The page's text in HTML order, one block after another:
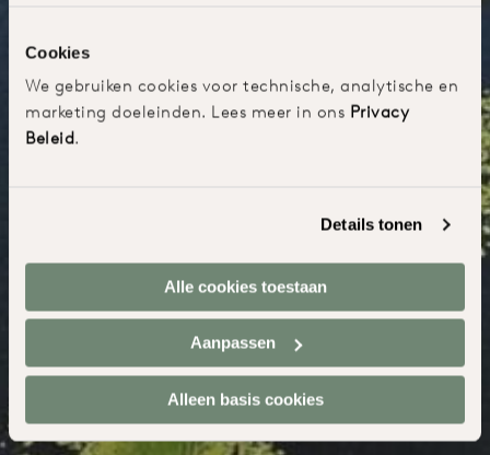
Cookies
We gebruiken cookies voor technische, analytische en
marketing doeleinden. Lees meer in ons Privacy
Beleid.
Details tonen
Alle cookies toestaan
Aanpassen
Alleen basis cookies